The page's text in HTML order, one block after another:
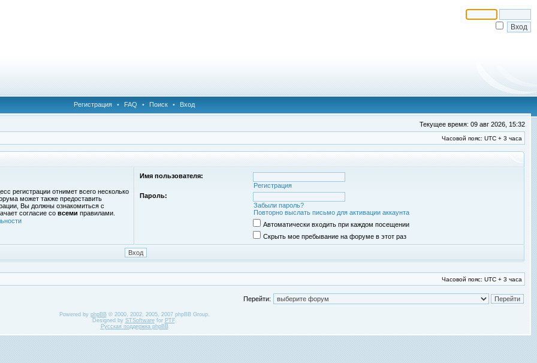
Регистрация • FAQ • Поиск • Вход
Текущее время: 09 авг 2026, 15:32
Часовой пояс: UTC + 3 часа
регистрации отнимет всего несколько
может также предоставить
Вы должны ознакомиться с
согласие со всеми правилами.
Имя пользователя:
Регистрация
Пароль:
Забыли пароль?
Повторно выслать письмо для активации аккаунта
Автоматически входить при каждом посещении
Скрыть мое пребывание на форуме в этот раз
Часовой пояс: UTC + 3 часа
Перейти:
Powered by phpBB© 2000, 2002, 2005, 2007 phpBB Group.
Designed by STSoftwarefor PTF.
Русская поддержка phpBB